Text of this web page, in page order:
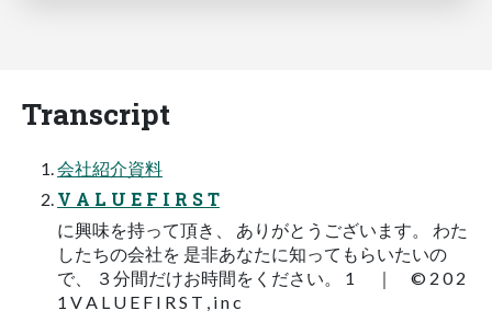
Transcript
会社紹介資料
V A L U E F I R S T
に興味を持って頂き、 ありがとうございます。 わた
したちの会社を 是非あなたに知ってもらいたいの
で、 ３分間だけお時間をください。 1 ｜ © 2 0 2
1 V A L U E F I R S T , i n c